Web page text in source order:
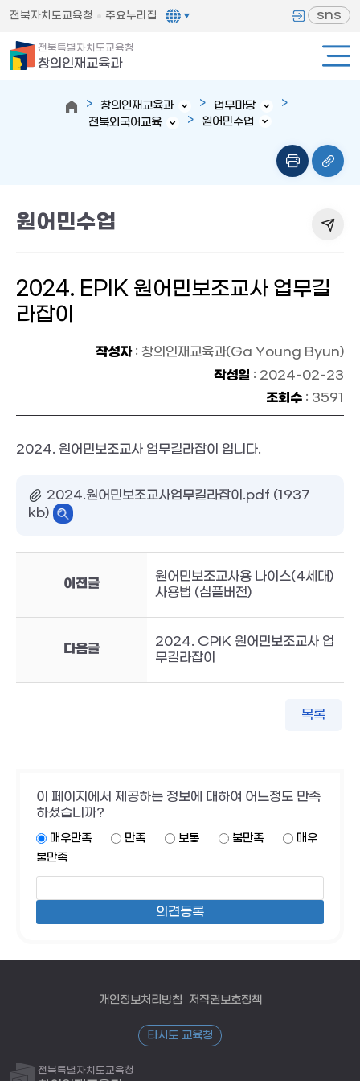
전북자치도교육청 주요누리집 sns
전북특별자치도교육청
창의인재교육과
창의인재교육과
업무마당
전북외국어교육
원어민수업
원어민수업
2024. EPIK 원어민보조교사 업무길
라잡이
작성자: 창의인재교육과(Ga Young Byun)
작성일 : 2024-02-23
조회수 : 3591
2024. 원어민보조교사 업무길라잡이 입니다.
2024.원어민보조교사업무길라잡이.pdf (1937
kb)
이전글
원어민보조교사용 나이스(4세대)
사용법 (심플버전)
다음글
2024. CPIK 원어민보조교사 업
무길라잡이
목록
이 페이지에서 제공하는 정보에 대하여 어느정도 만족
하셨습니까?
매우만족 만족 보통 불만족
매우
불만족
개인정보처리방침 저작권보호정책
타시도 교육청
전북특별자치도교육청